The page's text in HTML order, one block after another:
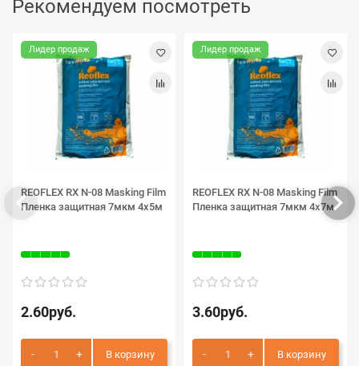
Рекомендуем посмотреть
Лидер продаж
REOFLEX RX N-08 Masking Film
Пленка защитная 7мкм 4х5м
2.60руб.
В корзину
Лидер продаж
REOFLEX RX N-08 Masking Film
Пленка защитная 7мкм 4х7м
3.60руб.
В корзину